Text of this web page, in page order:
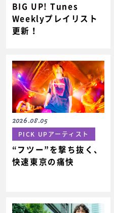
BIG UP! Tunes
Weeklyプレイリスト
更新！
2026.08.05
PICK UPアーティスト
“フツー”を撃ち抜く、
快速東京の痛快